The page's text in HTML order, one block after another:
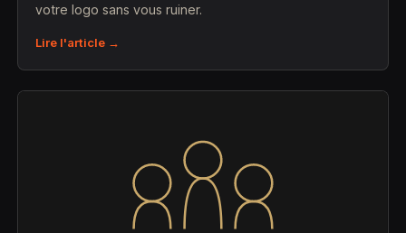
votre logo sans vous ruiner.
Lire l'article →